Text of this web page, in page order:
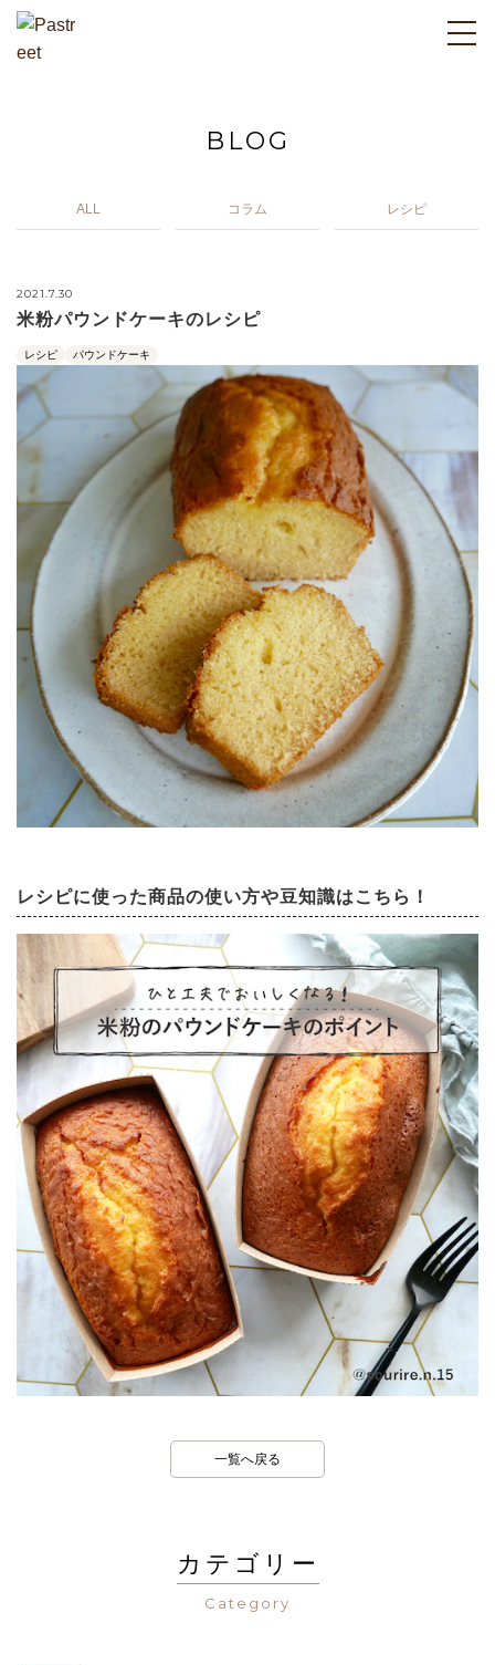
BLOG
ALL コラム レシピ
2021.7.30
米粉パウンドケーキのレシピ
レシピ パウンドケーキ
レシピに使った商品の使い方や豆知識はこちら！
一覧へ戻る
カテゴリー
Category